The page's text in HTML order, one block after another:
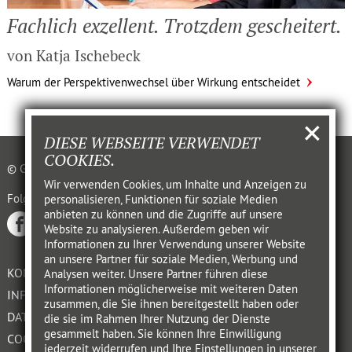
Fachlich exzellent. Trotzdem geschei­tert.
von Katja Ischebeck
Warum der Perspektivenwechsel über Wirkung entscheidet
© GABAL VERLAG GMBH OFFENBACH 2021
Folgen auf
KONTAKT
INFORMATIONSPFLICHT
DATENSCHUTZERKLÄRUNG
COOKIES
DIESE WEBSEITE VERWENDET
COOKIES.
Wir verwenden Cookies, um Inhalte und Anzeigen zu
personalisieren, Funktionen für soziale Medien
anbieten zu können und die Zugriffe auf unsere
Website zu analysieren. Außerdem geben wir
Informationen zu Ihrer Verwendung unserer Website
an unsere Partner für soziale Medien, Werbung und
Analysen weiter. Unsere Partner führen diese
Informationen möglicherweise mit weiteren Daten
zusammen, die Sie ihnen bereitgestellt haben oder
die sie im Rahmen Ihrer Nutzung der Dienste
gesammelt haben. Sie können Ihre Einwilligung
jederzeit widerrufen und Ihre Einstellungen in unserer